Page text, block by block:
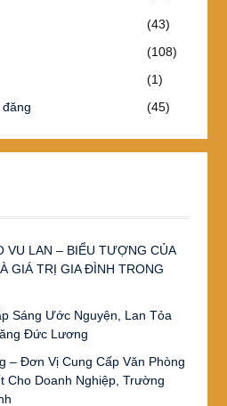
(43)
(108)
(1)
(45)
VU LAN – BIỂU TƯỢNG CỦA
GIÁ TRỊ GIA ĐÌNH TRONG
Sáng Ước Nguyện, Lan Tỏa
Đức Lương
– Đơn Vị Cung Cấp Văn Phòng
Cho Doanh Nghiệp, Trường